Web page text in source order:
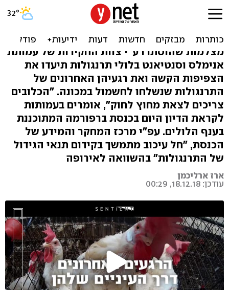
תיעוד: החיים הדחוסים בלולי
מצלמות שהוסתרו ע"י צוות החקירות של עמותת
אנימלס וסנטיאנט בלולי תרנגולות תיעדו את
הצפיפות הקשה ואת רגעיהן האחרונים של
התרנגולות שנשלחו לחשמול במכונה. "הכלובים
צריכים לצאת מחוץ לחוק", אומרים בעמותות
לקראת הדיון היום בכנסת ברפורמה המתוכננת
בענף הלולים. עפ"י מרכז המחקר והמידע של
הכנסת, "חל עיכוב מתמשך בקידום תנאי הגידול
של התרנגולות" בהשוואה לאירופה
ארז ארליכמן
עודכן: 18.12.18, 00:29